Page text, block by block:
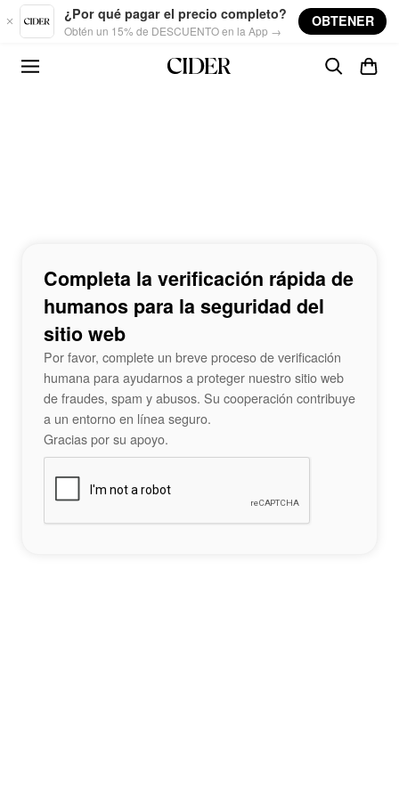
Skip to main content
¿Por qué pagar el precio completo?
Obtén un 15% de DESCUENTO en la App →
OBTENER
Completa la verificación rápida de
humanos para la seguridad del
sitio web
Por favor, complete un breve proceso de verificación
humana para ayudarnos a proteger nuestro sitio web
de fraudes, spam y abusos. Su cooperación contribuye
a un entorno en línea seguro.
Gracias por su apoyo.